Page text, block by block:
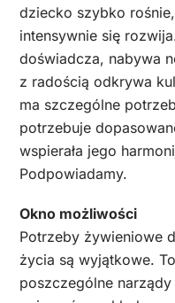
dziecko szybko
intensywnie się
doświadcza, nabywa
z radością odkrywa
ma szczególne
potrzebuje
wspierała jego
Podpowiadamy.
Okno możliwości
Potrzeby żywieniowe
życia są wyjątkowe.
poszczególne